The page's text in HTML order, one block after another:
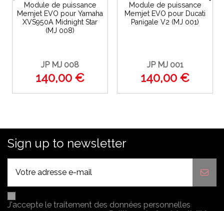
Module de puissance
Memjet EVO pour Yamaha
XVS950A Midnight Star
(MJ 008)
JP MJ 008
140,00 €
Module de puissance
Memjet EVO pour Ducati
Panigale V2 (MJ 001)
JP MJ 001
140,00 €
Sign up to newsletter
J'accepte le traitement des données personnelles